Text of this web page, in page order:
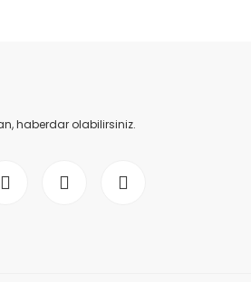
haberdar olabilirsiniz.